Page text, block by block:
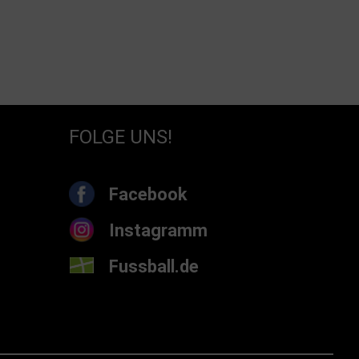
FOLGE UNS!
Facebook
Instagramm
Fussball.de